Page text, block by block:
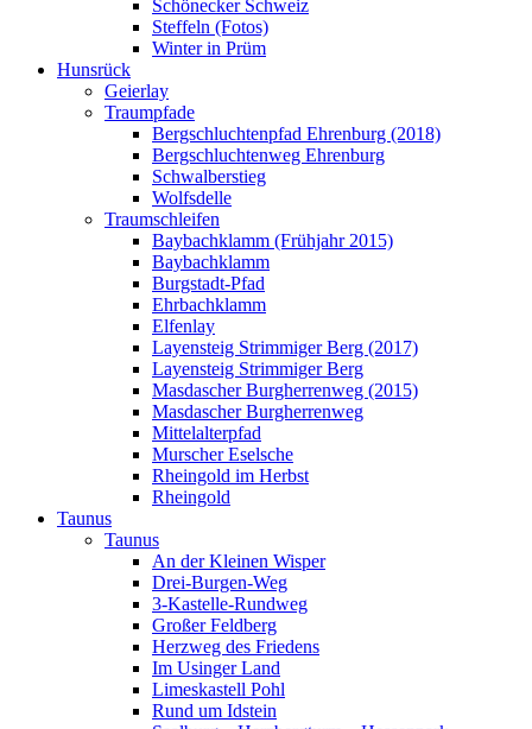
Schönecker Schweiz
Steffeln (Fotos)
Winter in Prüm
Hunsrück
Geierlay
Traumpfade
Bergschluchtenpfad Ehrenburg (2018)
Bergschluchtenweg Ehrenburg
Schwalberstieg
Wolfsdelle
Traumschleifen
Baybachklamm (Frühjahr 2015)
Baybachklamm
Burgstadt-Pfad
Ehrbachklamm
Elfenlay
Layensteig Strimmiger Berg (2017)
Layensteig Strimmiger Berg
Masdascher Burgherrenweg (2015)
Masdascher Burgherrenweg
Mittelalterpfad
Murscher Eselsche
Rheingold im Herbst
Rheingold
Taunus
Taunus
An der Kleinen Wisper
Drei-Burgen-Weg
3-Kastelle-Rundweg
Großer Feldberg
Herzweg des Friedens
Im Usinger Land
Limeskastell Pohl
Rund um Idstein